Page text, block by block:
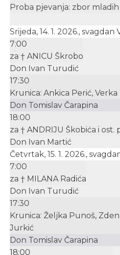
Proba pjevanja: zbor
Srijeda, 14. 1. 2026.,
7:00
za † ANICU Škrobo
Don Ivan Turudić
17:30
Krunica: Ankica Perić, Verka
Don Tomislav Čarapina
18:00
za † ANDRIJU Škobića i ost.
Don Ivan Martić
Četvrtak, 15. 1. 2026.,
7:00
za † MILANA Radića
Don Ivan Turudić
17:30
Krunica: Željka Punoš,
Jurkić
Don Tomislav Čarapina
18:00